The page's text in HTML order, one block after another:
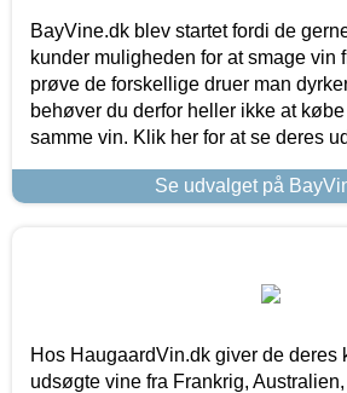
BayVine.dk blev startet fordi de
kunder muligheden for at smage vin
prøve de forskellige druer man
behøver du derfor heller ikke at
samme vin. Klik her for at se deres
Se udvalget på
Hos HaugaardVin.dk giver de deres
udsøgte vine fra Frankrig,